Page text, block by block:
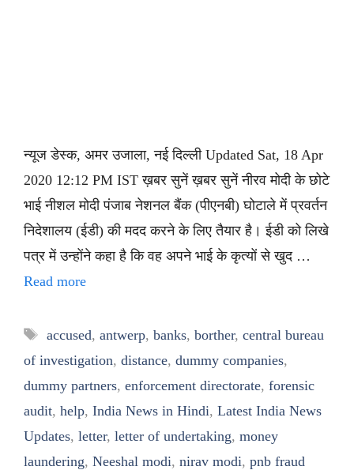
न्यूज डेस्क, अमर उजाला, नई दिल्ली Updated Sat, 18 Apr
2020 12:12 PM IST ख़बर सुनें ख़बर सुनें नीरव मोदी के छोटे
भाई नीशल मोदी पंजाब नेशनल बैंक (पीएनबी) घोटाले में प्रवर्तन
निदेशालय (ईडी) की मदद करने के लिए तैयार है। ईडी को लिखे
पत्र में उन्होंने कहा है कि वह अपने भाई के कृत्यों से खुद …
Read more
Tags
accused, antwerp, banks, borther, central bureau
of investigation, distance, dummy companies,
dummy partners, enforcement directorate, forensic
audit, help, India News in Hindi, Latest India News
Updates, letter, letter of undertaking, money
laundering, Neeshal modi, nirav modi, pnb fraud